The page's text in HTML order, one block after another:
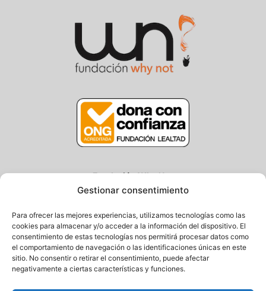
Gestionar consentimiento
Para ofrecer las mejores experiencias, utilizamos tecnologías como las
cookies para almacenar y/o acceder a la información del dispositivo. El
consentimiento de estas tecnologías nos permitirá procesar datos como
el comportamiento de navegación o las identificaciones únicas en este
sitio. No consentir o retirar el consentimiento, puede afectar
negativamente a ciertas características y funciones.
Fundación Why Not
Centro/Txoko: Particular de Ategorrieta 3, Gros
20013 Donostia – Gipuzkoa
Tel.: (+34) 943 058 694 / 627 014 791
Email: info@fundacionwhynot.org